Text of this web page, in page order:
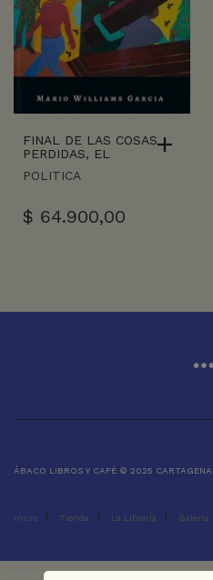
FINAL DE LAS COSAS
PERDIDAS, EL
POLITICA
$ 64.900,00
ÁBACO LIBROS Y CAFÉ © 2025
Inicio Tienda La Librería Galería
UA-151973273-1